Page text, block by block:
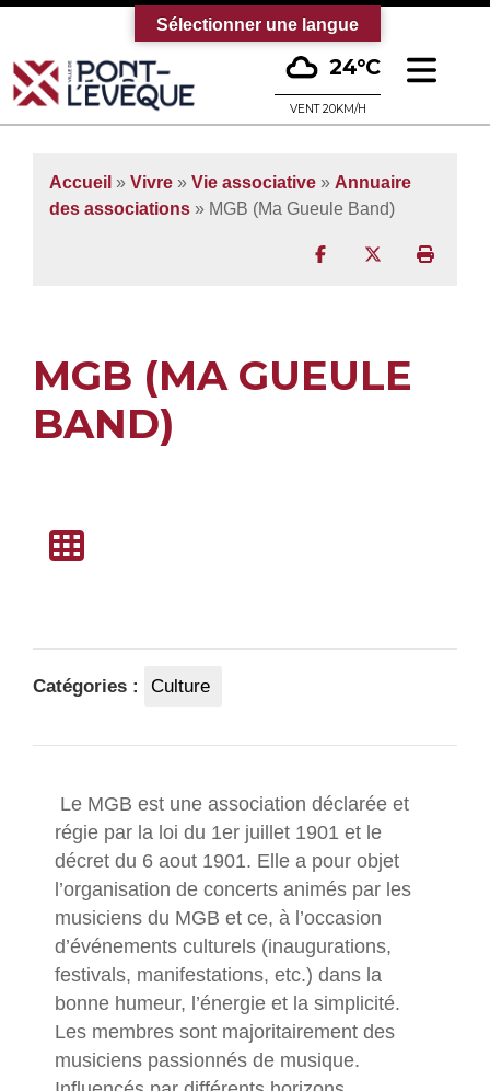
Bienvenue sur le site officiel de la
24°C
VENT 20KM/H
Accueil » Vivre » Vie associative » Annuaire
des associations » MGB (Ma Gueule Band)
Partager surPartager sur
MGB (MA GUEULE
BAND)
Catégories : Culture
Le MGB est une association déclarée et
régie par la loi du 1er juillet 1901 et le
décret du 6 aout 1901. Elle a pour objet
l’organisation de concerts animés par les
musiciens du MGB et ce, à l’occasion
d’événements culturels (inaugurations,
festivals, manifestations, etc.) dans la
bonne humeur, l’énergie et la simplicité.
Les membres sont majoritairement des
musiciens passionnés de musique.
Sélectionner une langue